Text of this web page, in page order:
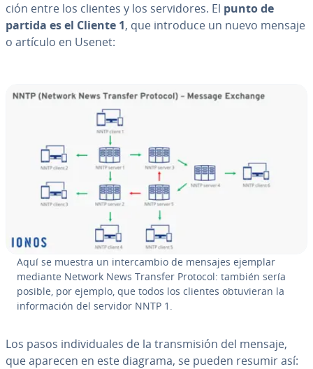
ción entre los clientes y los se­r­vi­do­res. El punto de
partida es el Cliente 1, que introduce un nuevo mensaje
o artículo en Usenet:
Aquí se muestra un in­te­r­ca­m­bio de mensajes ejemplar
mediante Network News Transfer Protocol: también sería
posible, por ejemplo, que todos los clientes ob­tu­vie­ran la
in­fo­r­ma­ción del servidor NNTP 1.
Los pasos in­di­vi­dua­les de la tra­n­s­mi­sión del mensaje,
que aparecen en este diagrama, se pueden resumir así: